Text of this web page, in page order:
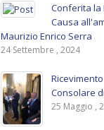
Conferita la
Causa
Maurizio Enrico Serra
24 Settembre , 2024
Consolare
25 Maggio ,